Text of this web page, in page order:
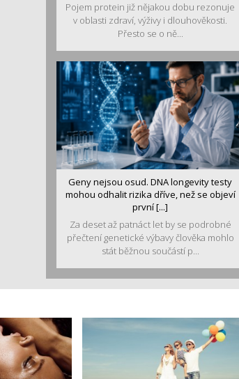
Pojem protein již nějakou dobu rezonuje
v oblasti zdraví, výživy i dlouhověkosti.
Přesto se o ně...
Geny nejsou osud. DNA longevity testy
mohou odhalit rizika dříve, než se objeví
první [...]
Za deset až patnáct let by se podrobné
přečtení genetické výbavy člověka mohlo
stát běžnou součástí p...